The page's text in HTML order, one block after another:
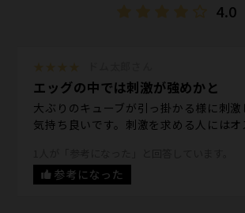
4.0
エッグの中では刺激が強めかと
大ぶりのキューブが引っ掛かる様に刺激
気持ち良いです。刺激を求める人にはオ
参考になった